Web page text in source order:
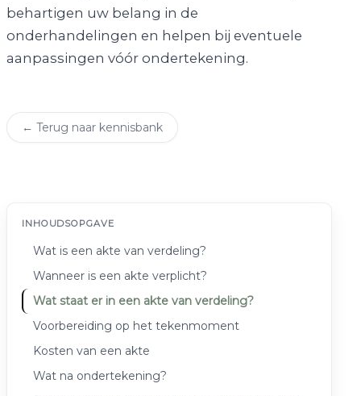
behartigen uw belang in de
onderhandelingen en helpen bij eventuele
aanpassingen vóór ondertekening.
← Terug naar kennisbank
INHOUDSOPGAVE
Wat is een akte van verdeling?
Wanneer is een akte verplicht?
Wat staat er in een akte van verdeling?
Voorbereiding op het tekenmoment
Kosten van een akte
Wat na ondertekening?